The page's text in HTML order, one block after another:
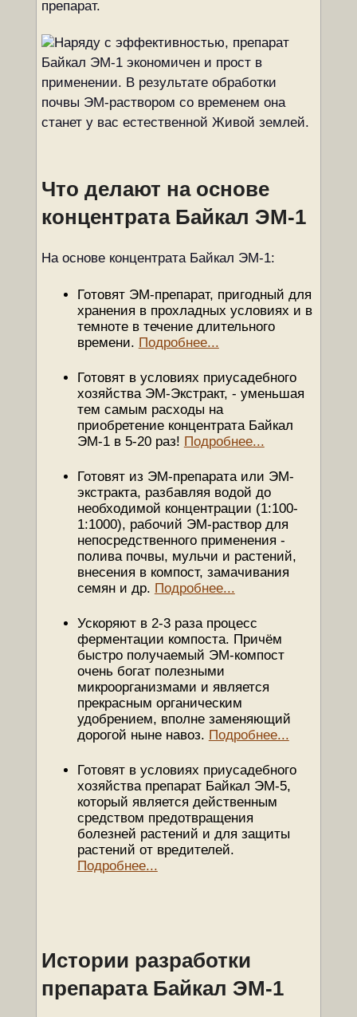
препарат.
Наряду с эффективностью, препарат
Байкал ЭМ-1 экономичен и прост в
применении. В результате обработки
почвы ЭМ-раствором со временем она
станет у вас естественной Живой землей.
Что делают на основе
концентрата Байкал ЭМ-1
На основе концентрата Байкал ЭМ-1:
Готовят ЭМ-препарат, пригодный для
хранения в прохладных условиях и в
темноте в течение длительного
времени. Подробнее...
Готовят в условиях приусадебного
хозяйства ЭМ-Экстракт, - уменьшая
тем самым расходы на
приобретение концентрата Байкал
ЭМ-1 в 5-20 раз! Подробнее...
Готовят из ЭМ-препарата или ЭМ-
экстракта, разбавляя водой до
необходимой концентрации (1:100-
1:1000), рабочий ЭМ-раствор для
непосредственного применения -
полива почвы, мульчи и растений,
внесения в компост, замачивания
семян и др. Подробнее...
Ускоряют в 2-3 раза процесс
ферментации компоста. Причём
быстро получаемый ЭМ-компост
очень богат полезными
микроорганизмами и является
прекрасным органическим
удобрением, вполне заменяющий
дорогой ныне навоз. Подробнее...
Готовят в условиях приусадебного
хозяйства препарат Байкал ЭМ-5,
который является действенным
средством предотвращения
болезней растений и для защиты
растений от вредителей.
Подробнее...
Истории разработки
препарата Байкал ЭМ-1